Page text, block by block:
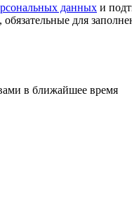
данных и
для
в ближайшее время